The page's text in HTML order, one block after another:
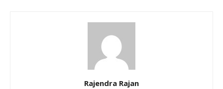
Rajendra Rajan